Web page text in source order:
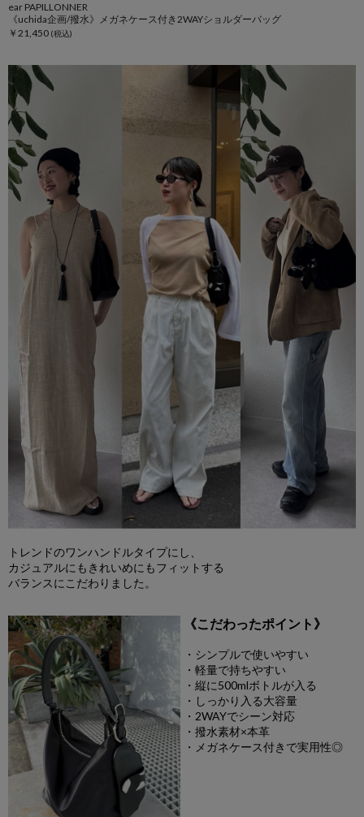
ear PAPILLONNER
《uchida企画/撥水》メガネケース付き2WAYショルダーバッグ
￥21,450
トレンドのワンハンドルタイプにし、
カジュアルにもきれいめにもフィットする
バランスにこだわりました。
《こだわったポイント》
・シンプルで使いやすい
・軽量で持ちやすい
・縦に500mlボトルが入る
・しっかり入る大容量
・2WAYでシーン対応
・撥水素材×本革
・メガネケース付きで実用性◎